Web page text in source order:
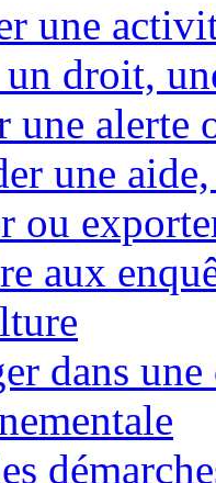
une
droit,
une alerte
une
ou
aux
dans